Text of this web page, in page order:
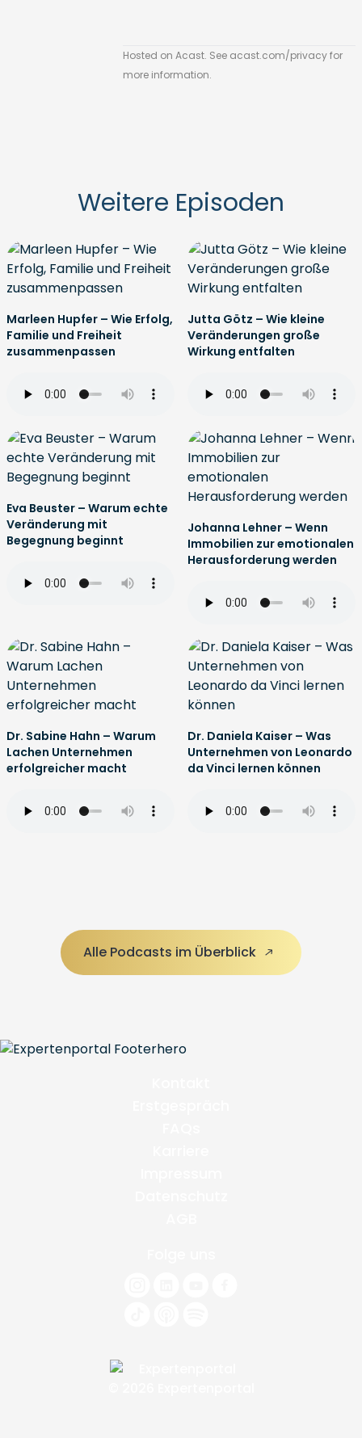
Hosted on Acast. See acast.com/privacyfor
more information.
Weitere Episoden
Marleen Hupfer – Wie Erfolg,
Familie und Freiheit
zusammenpassen
Jutta Götz – Wie kleine
Veränderungen große
Wirkung entfalten
Eva Beuster – Warum echte
Veränderung mit
Begegnung beginnt
Johanna Lehner – Wenn
Immobilien zur emotionalen
Herausforderung werden
Dr. Sabine Hahn – Warum
Lachen Unternehmen
erfolgreicher macht
Dr. Daniela Kaiser – Was
Unternehmen von Leonardo
da Vinci lernen können
Alle Podcasts im Überblick